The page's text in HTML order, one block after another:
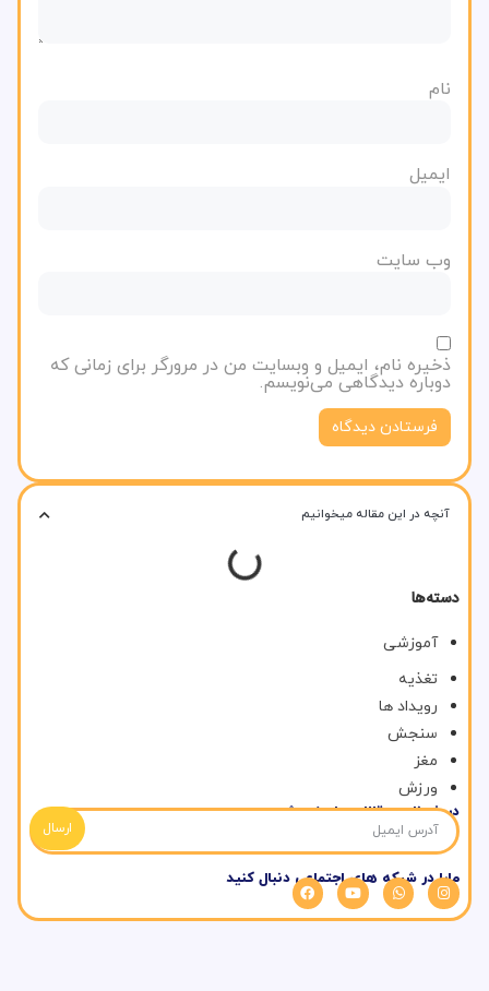
نام
ایمیل
وب‌ سایت
ذخیره نام، ایمیل و وبسایت من در مرورگر برای زمانی که
دوباره دیدگاهی می‌نویسم.
آنچه در این مقاله میخوانیم
دسته‌ها
آموزشی
تغذیه
رویداد ها
سنجش
مغز
ورزش
در خبرنامه مقالات ما عضو شوید
ارسال
مارا در شبکه های اجتماعی دنبال کنید